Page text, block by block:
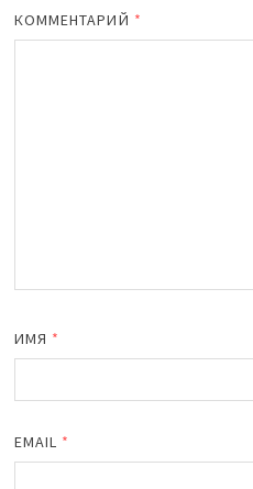
КОММЕНТАРИЙ *
ИМЯ *
EMAIL *